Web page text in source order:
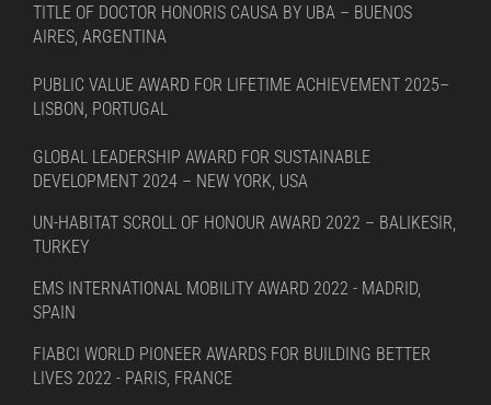
TITLE OF DOCTOR HONORIS CAUSA BY UBA – BUENOS
AIRES, ARGENTINA
PUBLIC VALUE AWARD FOR LIFETIME ACHIEVEMENT 2025–
LISBON, PORTUGAL
GLOBAL LEADERSHIP AWARD FOR SUSTAINABLE
DEVELOPMENT 2024 – NEW YORK, USA
UN-HABITAT SCROLL OF HONOUR AWARD 2022 – BALIKESIR,
TURKEY
EMS INTERNATIONAL MOBILITY AWARD 2022 - MADRID,
SPAIN
FIABCI WORLD PIONEER AWARDS FOR BUILDING BETTER
LIVES 2022 - PARIS, FRANCE